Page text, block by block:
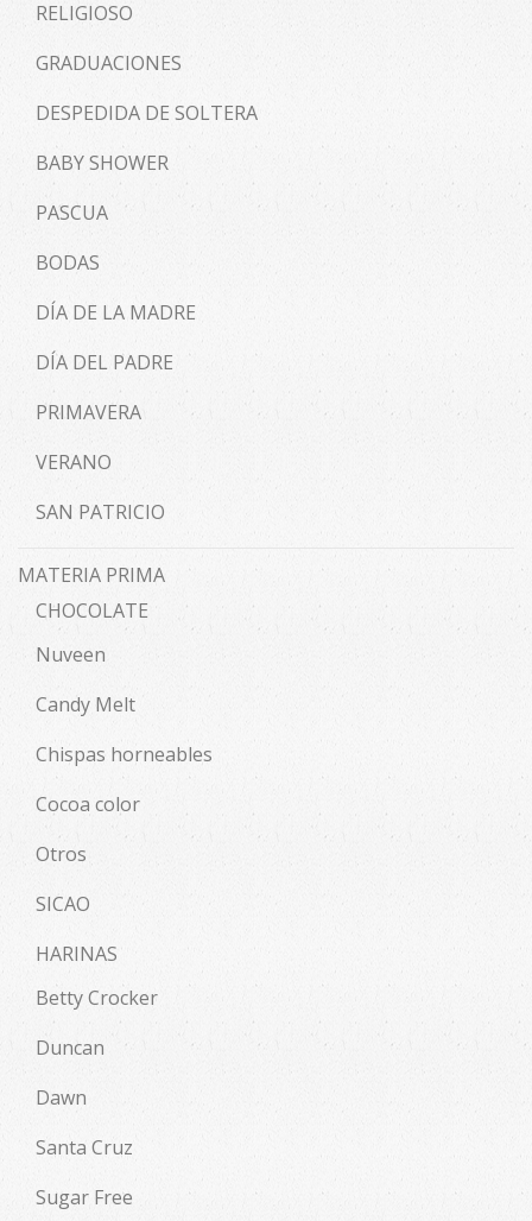
RELIGIOSO
GRADUACIONES
DESPEDIDA DE SOLTERA
BABY SHOWER
PASCUA
BODAS
DÍA DE LA MADRE
DÍA DEL PADRE
PRIMAVERA
VERANO
SAN PATRICIO
MATERIA PRIMA
CHOCOLATE
Nuveen
Candy Melt
Chispas horneables
Cocoa color
Otros
SICAO
HARINAS
Betty Crocker
Duncan
Dawn
Santa Cruz
Sugar Free